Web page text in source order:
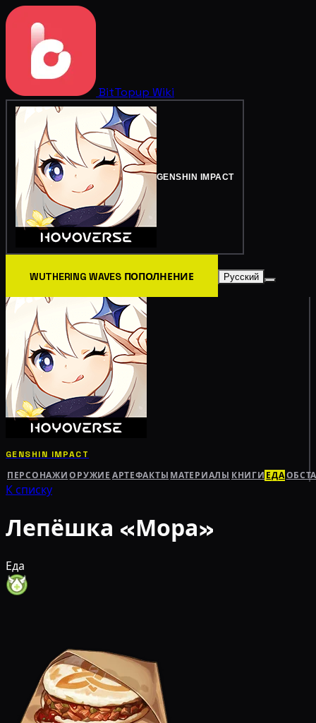
BitTopup Wiki
GENSHIN IMPACT
WUTHERING WAVES ПОПОЛНЕНИЕ Русский
GENSHIN IMPACT
ПЕРСОНАЖИ ОРУЖИЕ АРТЕФАКТЫ МАТЕРИАЛЫ КНИГИ ЕДА
К списку
Лепёшка «Мора»
Еда